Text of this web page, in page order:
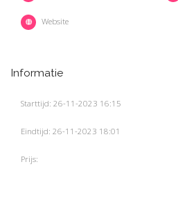
Website
Informatie
Starttijd: 26-11-2023 16:15
Eindtijd: 26-11-2023 18:01
Prijs: